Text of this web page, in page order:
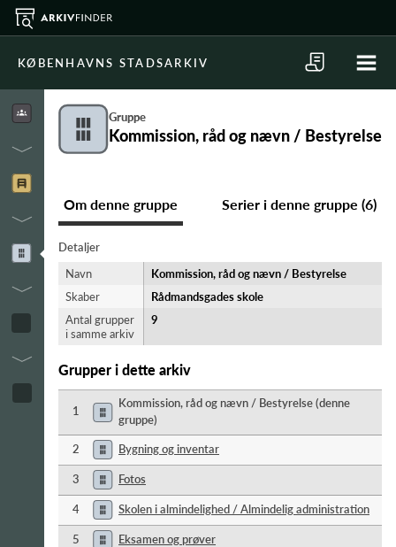
KØBENHAVNS STADSARKIV
Gruppe
Kommission, råd og nævn / Bestyrelse
Om denne gruppe Serier i denne gruppe (6)
Detaljer
Navn
Kommission, råd og nævn / Bestyrelse
Skaber
Rådmandsgades skole
Antal grupper
i samme arkiv
9
Grupper i dette arkiv
1
Kommission, råd og nævn / Bestyrelse (denne
gruppe)
2 Bygning og inventar
3 Fotos
4 Skolen i almindelighed / Almindelig administration
5 Eksamen og prøver